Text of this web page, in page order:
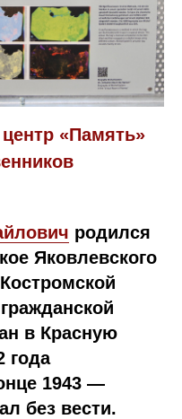
«Память»
родился
Яковлевского
в Красную
года
1943 —
без вести.